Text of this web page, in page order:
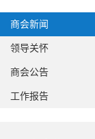
商会新闻
领导关怀
商会公告
工作报告